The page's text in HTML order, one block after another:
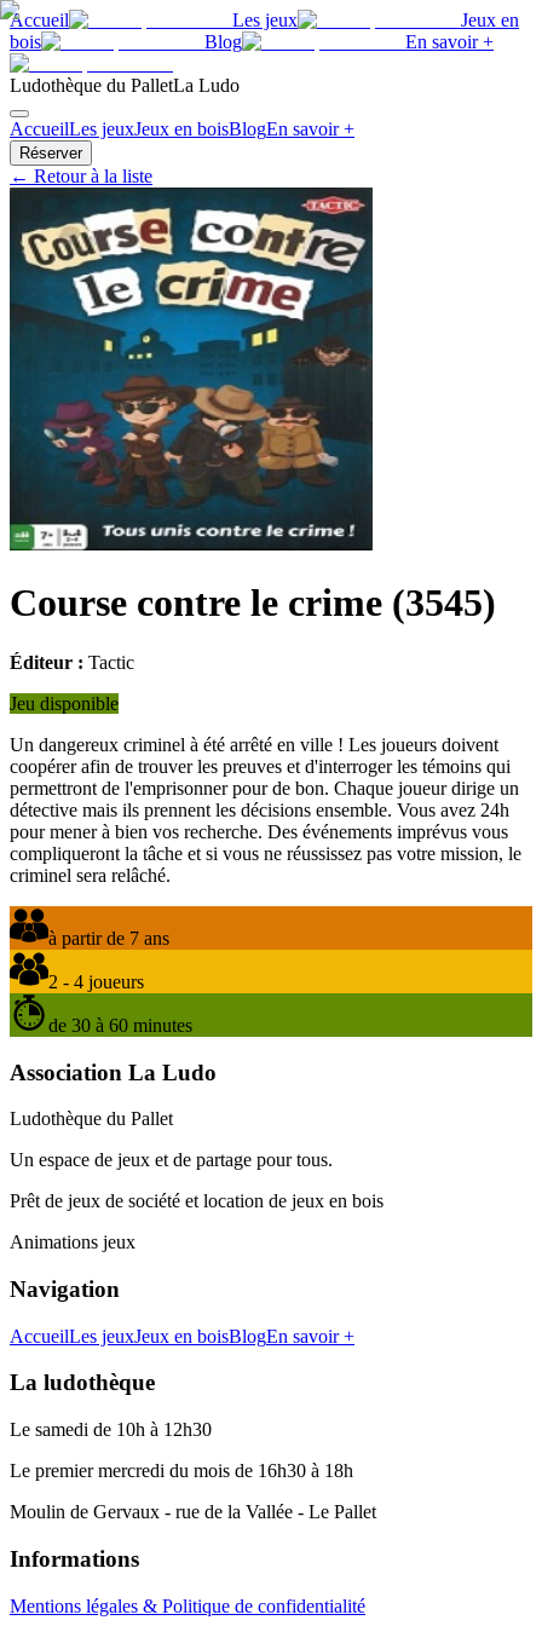
Accueil Les jeux
Jeux en
bois
Blog En savoir +
Ludothèque du PalletLa Ludo
AccueilLes jeuxJeux en boisBlogEn savoir +
Réserver
← Retour à la liste
Course contre le crime (3545)
Éditeur : Tactic
Jeu disponible
Un dangereux criminel à été arrêté en ville ! Les joueurs doivent
coopérer afin de trouver les preuves et d'interroger les témoins qui
permettront de l'emprisonner pour de bon. Chaque joueur dirige un
détective mais ils prennent les décisions ensemble. Vous avez 24h
pour mener à bien vos recherche. Des événements imprévus vous
compliqueront la tâche et si vous ne réussissez pas votre mission, le
criminel sera relâché.
à partir de 7 ans
2 - 4 joueurs
de 30 à 60 minutes
Association La Ludo
Ludothèque du Pallet
Un espace de jeux et de partage pour tous.
Prêt de jeux de société et location de jeux en bois
Animations jeux
Navigation
AccueilLes jeuxJeux en boisBlogEn savoir +
La ludothèque
Le samedi de 10h à 12h30
Le premier mercredi du mois de 16h30 à 18h
Moulin de Gervaux - rue de la Vallée - Le Pallet
Informations
Mentions légales & Politique de confidentialité